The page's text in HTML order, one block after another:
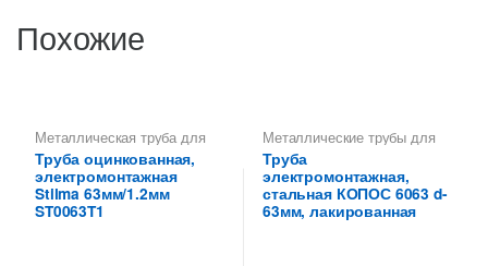
Похожие
Металлическая труба для
кабеля Металлические
трубы для электропроводки
63 мм,Труба тонкостенная
для электропроводки
Труба оцинкованная,
электромонтажная
Stilma 63мм/1.2мм
ST0063T1
Металлические трубы для
электропроводки 63 мм
Труба
электромонтажная,
стальная КОПОС 6063 d-
63мм, лакированная